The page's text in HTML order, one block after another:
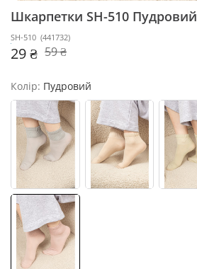
Шкарпетки SH-510 Пудровий
SH-510 (441732)
29 ₴ 59 ₴
Колір: Пудровий